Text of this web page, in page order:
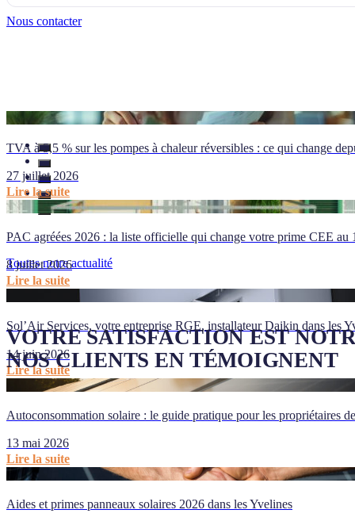
Nous contacter
TVA à 5,5 % sur les pompes à chaleur réversibles : ce qui change
27 juillet 2026
Lire la suite
PAC agréées 2026 : la liste officielle qui change votre prime CEE au
8 juillet 2026
Lire la suite
Sol’Air Services, votre entreprise RGE, installateur Daikin dans les
14 juin 2026
Lire la suite
Autoconsommation solaire : le guide pratique pour les propriétaires
13 mai 2026
Lire la suite
Aides et primes panneaux solaires 2026 dans les Yvelines
Toutes notre actualité
VOTRE SATISFACTION EST
NOS CLIENTS EN TÉMOIGNENT
Très